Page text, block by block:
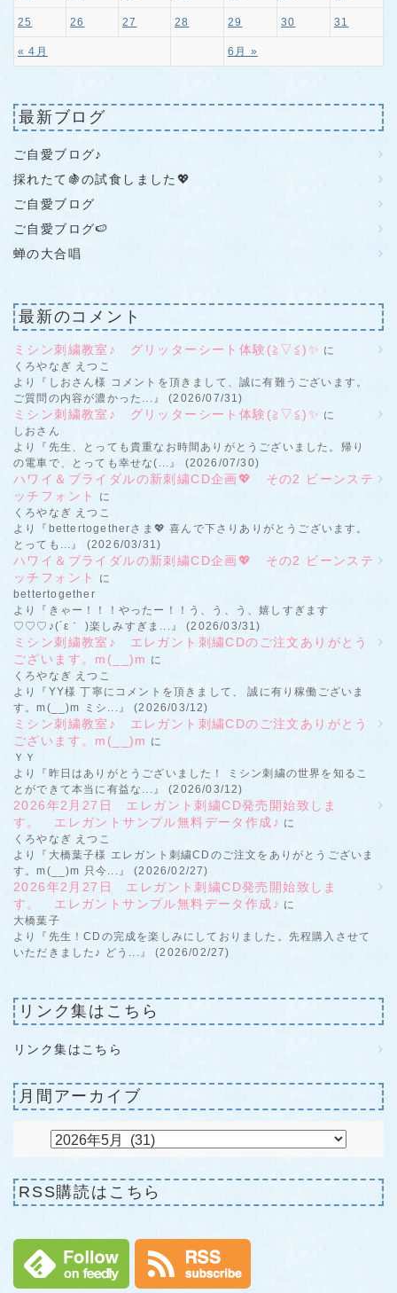
« 4月 6月 »
25 26 27 28 29 30 31
最新ブログ
ご自愛ブログ♪
採れたて🍇の試食しました💖
ご自愛ブログ
ご自愛ブログ🍉
蝉の大合唱
最新のコメント
ミシン刺繍教室♪ グリッターシート体験(≧▽≦)✨ に
くろやなぎ えつこ
より『しおさん様 コメントを頂きまして、誠に有難うございます。
ご質問の内容が濃かった...』 (2026/07/31)
ミシン刺繍教室♪ グリッターシート体験(≧▽≦)✨ に
しおさん
より『先生、とっても貴重なお時間ありがとうございました。帰り
の電車で、とっても幸せな(...』 (2026/07/30)
ハワイ＆ブライダルの新刺繍CD企画💖 その2 ビーンステ
ッチフォント
に
くろやなぎ えつこ
より『bettertogetherさま💖 喜んで下さりありがとうございます。
とっても...』 (2026/03/31)
ハワイ＆ブライダルの新刺繍CD企画💖 その2 ビーンステ
ッチフォント
に
bettertogether
より『きゃー！！！やったー！！う、う、う、嬉しすぎます
♡♡♡♪(´ε｀ )楽しみすぎま...』 (2026/03/31)
ミシン刺繍教室♪ エレガント刺繍CDのご注文ありがとう
ございます。m(__)m に
くろやなぎ えつこ
より『YY様 丁寧にコメントを頂きまして、 誠に有り稼働ございま
す。m(__)m ミシ...』 (2026/03/12)
ミシン刺繍教室♪ エレガント刺繍CDのご注文ありがとう
ございます。m(__)m に
ＹＹ
より『昨日はありがとうございました！ ミシン刺繍の世界を知るこ
とができて本当に有益な...』 (2026/03/12)
2026年2月27日 エレガント刺繍CD発売開始致しま
す。 エレガントサンプル無料データ作成♪ に
くろやなぎ えつこ
より『大橋葉子様 エレガント刺繍CDのご注文をありがとうございま
す。m(__)m 只今...』 (2026/02/27)
2026年2月27日 エレガント刺繍CD発売開始致しま
す。 エレガントサンプル無料データ作成♪ に
大橋葉子
より『先生！CDの完成を楽しみにしておりました。先程購入させて
いただきました♪ どう...』 (2026/02/27)
リンク集はこちら
リンク集はこちら
月間アーカイブ
RSS購読はこちら